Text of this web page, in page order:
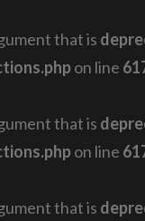
that is
on line
that is
on line
that is